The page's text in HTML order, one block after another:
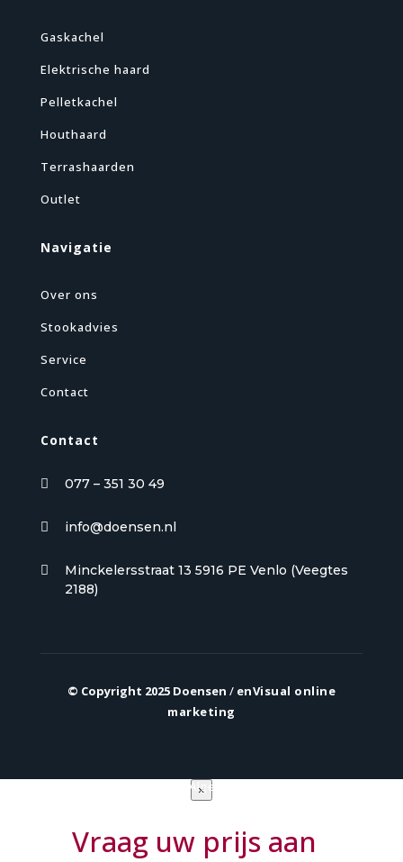
Gaskachel
Elektrische haard
Pelletkachel
Houthaard
Terrashaarden
Outlet
Navigatie
Over ons
Stookadvies
Service
Contact
Contact
 077 – 351 30 49
 info@doensen.nl

Minckelersstraat 13 5916 PE Venlo (Veegtes
2188)
© Copyright 2025 Doensen / enVisual online
marketing
Algemene voorwaarden
×
Vraag uw prijs aan